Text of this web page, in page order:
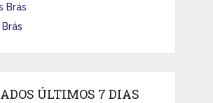
Brás
ÚLTIMOS 7 DIAS